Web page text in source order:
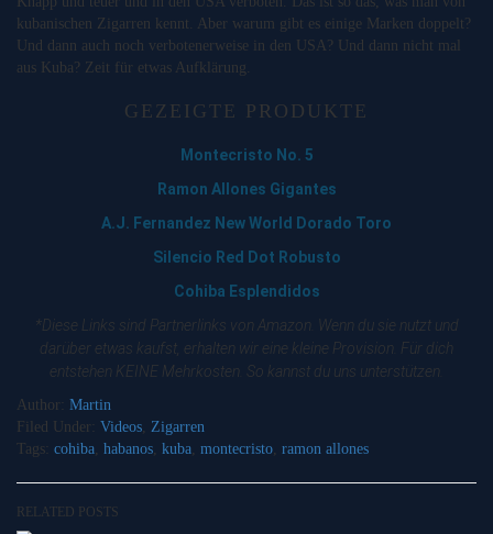
kubanischen Zigarren kennt. Aber warum gibt es einige Marken doppelt?
Und dann auch noch verbotenerweise in den USA? Und dann nicht mal
aus Kuba? Zeit für etwas Aufklärung.
GEZEIGTE PRODUKTE
Montecristo No. 5
Ramon Allones Gigantes
A.J. Fernandez New World Dorado Toro
Silencio Red Dot Robusto
Cohiba Esplendidos
*Diese Links sind Partnerlinks von Amazon. Wenn du sie nutzt und
darüber etwas kaufst, erhalten wir eine kleine Provision. Für dich
entstehen KEINE Mehrkosten. So kannst du uns unterstützen.
Author: Martin
Filed Under: Videos Zigarren
Tags: cohiba habanos kuba montecristo ramon allones
RELATED POSTS